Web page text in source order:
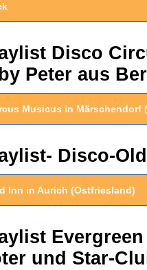
Disco
Peter aus
Musicus in Märschendorf
Disco-
Inn in Aurich (Ostfriesland)
und Star-